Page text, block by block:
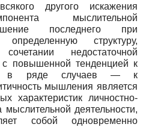
другого искажения
мыслительной
последнего при
структуру,
недостаточной
с повышенной тенденцией к
в ряде случаев — к
мышления является
характеристик личностно-
мыслительной деятельности,
собой одновременно